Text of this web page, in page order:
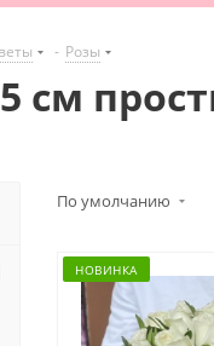
- Розы
см
По умолчанию
НОВИНКА